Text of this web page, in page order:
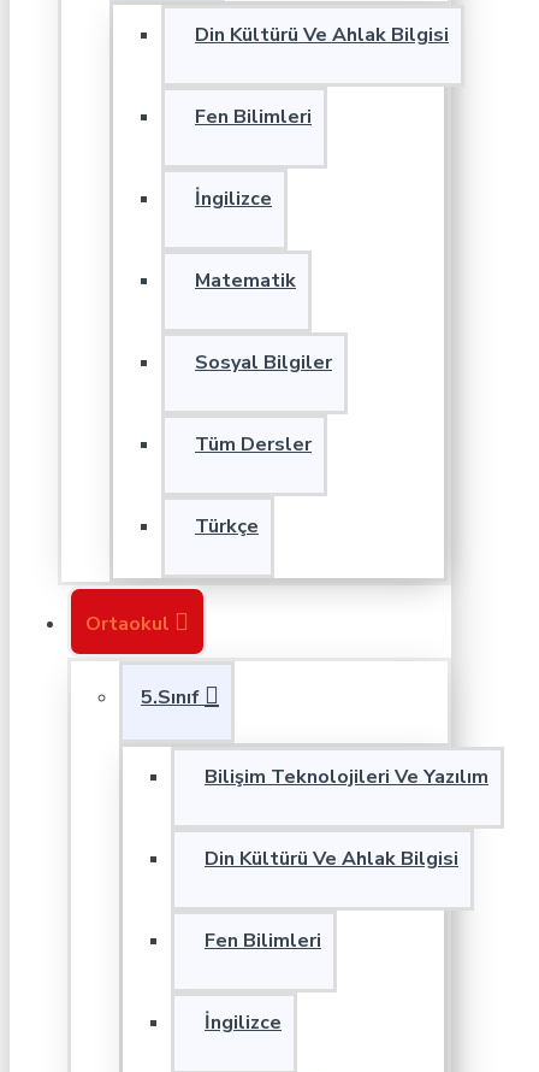
Din Kültürü Ve Ahlak Bilgisi
Fen Bilimleri
İngilizce
Matematik
Sosyal Bilgiler
Tüm Dersler
Türkçe
Ortaokul
5.Sınıf
Bilişim Teknolojileri Ve Yazılım
Din Kültürü Ve Ahlak Bilgisi
Fen Bilimleri
İngilizce